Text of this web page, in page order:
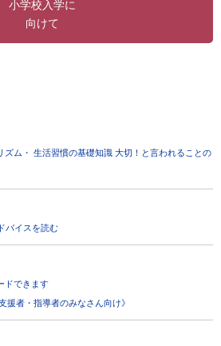
小学校入学に
向けて
ズム・ 生活習慣の基礎知識 大切！と言われることの
バイスを読む
ドできます
援者・指導者のみなさん向け》